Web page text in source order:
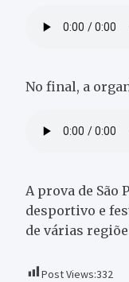
No final, a
A prova de
desportivo e
de várias
Post Views:332